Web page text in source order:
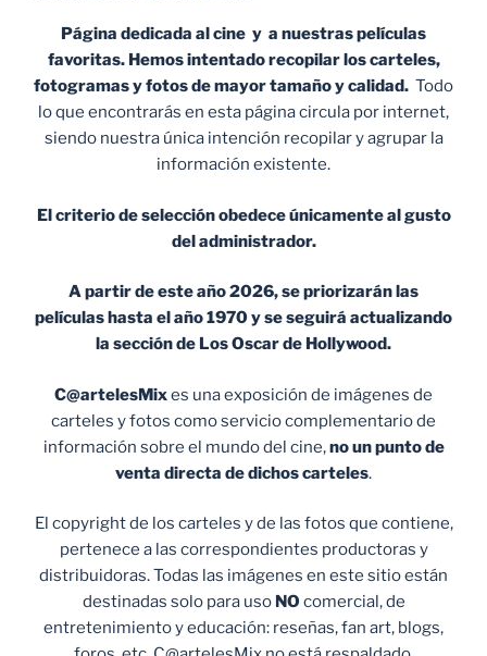
Página dedicada al cine y a nuestras películas
favoritas. Hemos intentado recopilar los carteles,
fotogramas y fotos de mayor tamaño y calidad. Todo
lo que encontrarás en esta página circula por internet,
siendo nuestra única intención recopilar y agrupar la
información existente.
El criterio de selección obedece únicamente al gusto
del administrador.
A partir de este año 2026, se priorizarán las
películas hasta el año 1970 y se seguirá actualizando
la sección de Los Oscar de Hollywood.
C@artelesMixes una exposición de imágenes de
carteles y fotos como servicio complementario de
información sobre el mundo del cine,no un punto de
venta directa de dichos carteles.
El copyright de los carteles y de las fotos que contiene,
pertenece a las correspondientes productoras y
distribuidoras. Todas las imágenes en este sitio están
destinadas solo para uso NO comercial, de
entretenimiento y educación: reseñas, fan art, blogs,